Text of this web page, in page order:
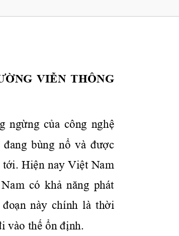
VIỄN
  THÔNG
ngừng của
  công
nghệ
đang
  bùng
nổ
  và
được
tới. Hiện nay Việt Nam
Nam  có
khả năng
  phát
đoạn
  này  chính  là
thời
vào thế ổn định.